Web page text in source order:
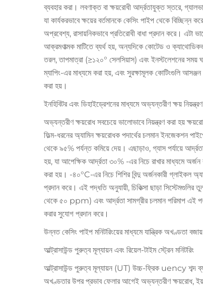
ব্যবহার করা। লবণাক্ত বা ক্ষয়রোধী আর্দ্রতাযুক্ত স্তরে,
যা কার্যকরভাবে ক্ষয়ের বর্তমানকে কেসিং পাইপ থেকে
অপ্রবেশ্য, রাসায়নিকভাবে প্রতিরোধী বাধা প্রদান করে। এটা
আক্রমণাত্মক মাটিতে ব্যর্থ হয়, অন্যদিকে কোটেড ও
তরল, তাপমাত্রা (≥১২০° সেলসিয়াস) এবং ইনস্টলেশনের সময়
ম্যাপিং-এর মাধ্যমে করা হয়, এবং সুরক্ষামূলক কোটিংগুলি আসঞ্জন
করা হয়।
ইনহিবিটর এবং ডিহাইড্রেশনের মাধ্যমে অভ্যন্তরীণ ক্ষয় নিয়ন্ত্রণ
অভ্যন্তরীণ ক্ষয়রোধ সবচেয়ে ভালোভাবে নিয়ন্ত্রণ করা হয়
ফিল্ম-ধরনের অ্যামিন ক্ষয়রোধক পদার্থের চলমান ইনজেকশন
থেকে ৯৫% পর্যন্ত কমিয়ে দেয়। এছাড়াও, গ্যাস পর্যায়ে
হয়, যা আপেক্ষিক আর্দ্রতা ৩০% -এর নিচে রাখার মাধ্যমে
করা হয়। -৪০°C-এর নিচে শিশির বিন্দু অর্জনকারী গ্লাইকল
প্রদান করে। এই পদ্ধতি অনুযায়ী, চিকিত্সা ছাড়া
থেকে ৫০ ppm) এবং আর্দ্রতা সামগ্রীর চলমান পরিমাপ এই
করার সুযোগ প্রদান করে।
উন্নত কেসিং পাইপ মনিটরিংয়ের মাধ্যমে যান্ত্রিক অখণ্ডতা
আল্ট্রাসাউন্ড পুরুত্ব মূল্যায়ন এবং রিয়েল-টাইম স্ট্রেন মনিটরিং
আল্ট্রাসাউন্ড পুরুত্ব মূল্যায়ন (UT) উচ্চ-ফ্রিক uency শব্দ
অখণ্ডতার উপর প্রভাব ফেলার আগেই অভ্যন্তরীণ ক্ষয়রোধ,